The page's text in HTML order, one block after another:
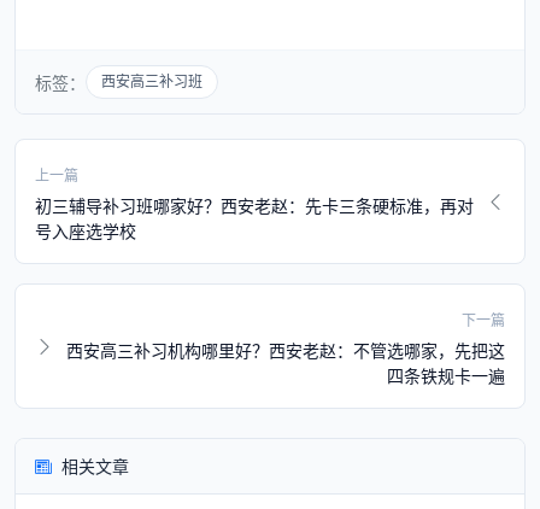
标签： 西安高三补习班
上一篇
初三辅导补习班哪家好？西安老赵：先卡三条硬标准，再对
号入座选学校
下一篇
西安高三补习机构哪里好？西安老赵：不管选哪家，先把这
四条铁规卡一遍
相关文章